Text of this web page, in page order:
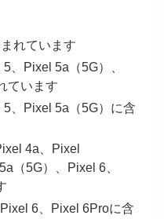
れています
、Pixel 5a（5G）、
ています
、Pixel 5a（5G）に含
4a、Pixel
（5G）、Pixel 6、
6、Pixel 6Proに含